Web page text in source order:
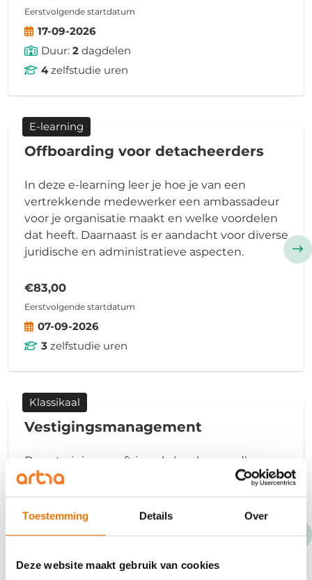
Toestemming Details Over
Deze website maakt gebruik van cookies
Eerstvolgende startdatum
17-09-2026
Duur: 2dagdelen
4zelfstudie uren
E-learning
Offboarding voor detacheerders
In deze e-learning leer je hoe je van een
vertrekkende medewerker een ambassadeur
voor je organisatie maakt en welke voordelen
dat heeft. Daarnaast is er aandacht voor diverse
juridische en administratieve aspecten.
€83,00
Eerstvolgende startdatum
07-09-2026
3zelfstudie uren
Klassikaal
Vestigingsmanagement
Deze training geeft jou als (aankomend)
vestigingsmanager binnen de uitzendbranche
de handvatten om jouw vestiging en team
naar een hoger niveau te tillen. Je werkt actief
€2.150,00